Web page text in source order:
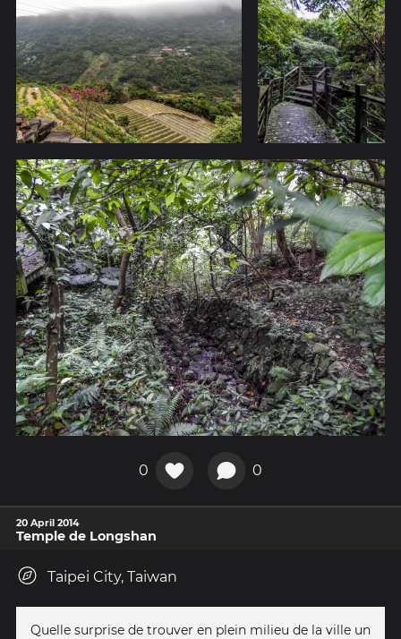
0 0
20 April 2014
Temple de Longshan
Taipei City, Taiwan
Quelle surprise de trouver en plein milieu de la ville un